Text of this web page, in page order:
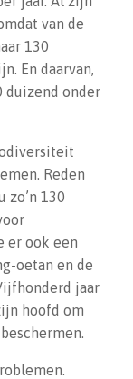
van de
130
En daarvan,
duizend onder
Reden
zo’n 130
er ook een
oetan en de
jaar
hoofd om